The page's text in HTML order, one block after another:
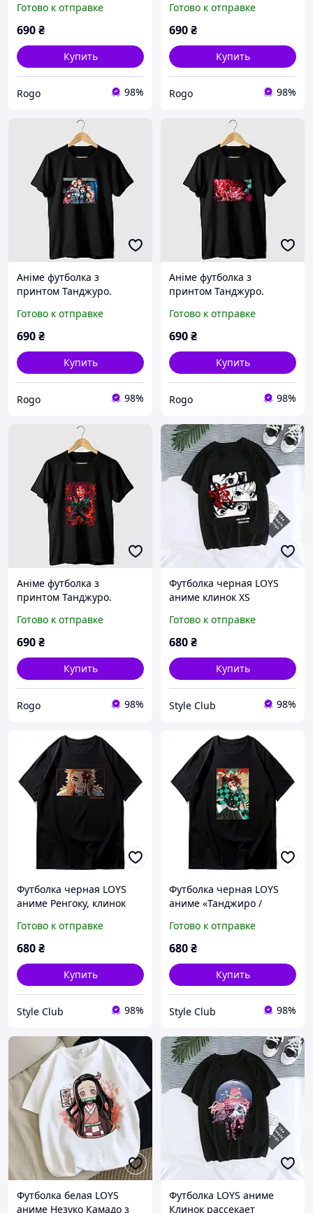
демонів. Demon slayer
Готово к отправке
690₴
Купить
Rogo 98%
демонів. Demon slayer
Готово к отправке
690₴
Купить
Rogo 98%
Аніме футболка з
принтом Танджуро.
демонів. Demon slayer
Готово к отправке
690₴
Купить
Rogo 98%
Аніме футболка з
принтом Танджуро.
демонів. Demon slayer
Готово к отправке
690₴
Купить
Rogo 98%
Аніме футболка з
принтом Танджуро.
демонів. Demon slayer
Готово к отправке
690₴
Купить
Rogo 98%
Футболка черная LOYS
аниме клинок XS
Готово к отправке
680₴
Купить
Style Club 98%
Футболка черная LOYS
аниме Ренгоку, клинок
Готово к отправке
680₴
Купить
Style Club 98%
Футболка черная LOYS
аниме «Танджиро /
демонів» XS
Готово к отправке
680₴
Купить
Style Club 98%
Футболка белая LOYS
аниме Незуко Камадо з
Футболка LOYS аниме
Клинок рассекает